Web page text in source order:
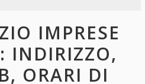
IMPRESE
INDIRIZZO,
ORARI DI